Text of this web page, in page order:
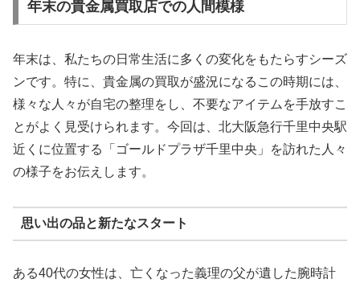
年末の貴金属買取店での人間模様
年末は、私たちの日常生活に多くの変化をもたらすシーズ
ンです。特に、貴金属の買取が盛況になるこの時期には、
様々な人々が自宅の整理をし、不要なアイテムを手放すこ
とがよく見受けられます。今回は、北大阪急行千里中央駅
近くに位置する「ゴールドプラザ千里中央」を訪れた人々
の様子をお伝えします。
思い出の品と新たなスタート
ある40代の女性は、亡くなった義理の父が遺した腕時計